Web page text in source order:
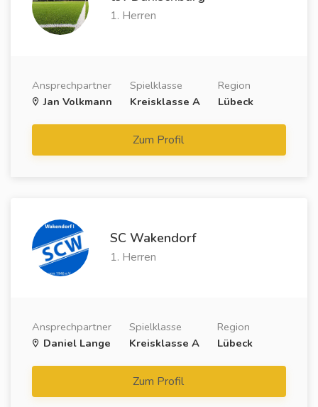
1. Herren
Ansprechpartner
Jan Volkmann
Spielklasse
Kreisklasse A
Region
Lübeck
Zum Profil
SC Wakendorf
1. Herren
Ansprechpartner
Daniel Lange
Spielklasse
Kreisklasse A
Region
Lübeck
Zum Profil